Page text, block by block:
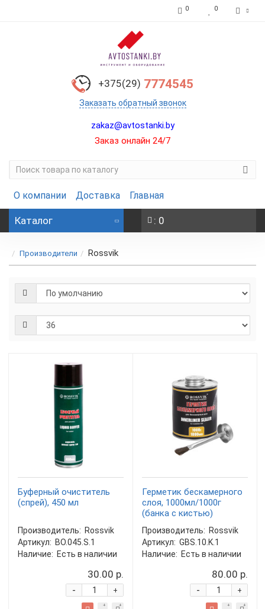
0 0
+375(29) 7774545
Заказать обратный звонок
zakaz@avtostanki.by
Заказ онлайн 24/7
О компании Доставка Главная
Каталог : 0
Производители Rossvik
Буферный очиститель
(спрей), 450 мл
Производитель: Rossvik
Артикул: BO.045.S.1
Наличие: Есть в наличии
30.00 р.
+
-
Герметик бескамерного
слоя, 1000мл/1000г
(банка с кистью)
Производитель: Rossvik
Артикул: GBS.10.K.1
Наличие: Есть в наличии
80.00 р.
+
-